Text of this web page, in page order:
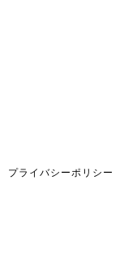
プライバシーポリシー